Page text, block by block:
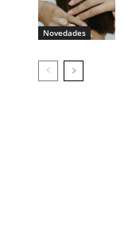
Novedades